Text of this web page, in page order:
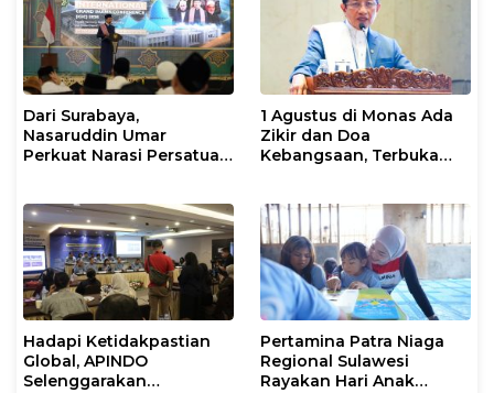
Dari Surabaya,
Nasaruddin Umar
Perkuat Narasi Persatuan
1 Agustus di Monas Ada
Zikir dan Doa
Kebangsaan, Terbuka
Hadapi Ketidakpastian
Global, APINDO
Selenggarakan
Pertamina Patra Niaga
Regional Sulawesi
Rayakan Hari Anak